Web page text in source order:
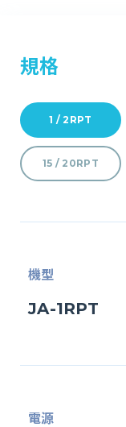
規格
1 / 2RPT
15 / 20RPT
機型
JA-1RPT
電源